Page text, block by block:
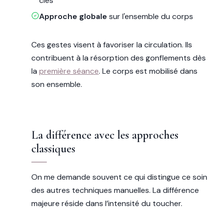
Approche globale sur l'ensemble du corps
Ces gestes visent à favoriser la circulation. Ils
contribuent à la résorption des gonflements dès
la première séance. Le corps est mobilisé dans
son ensemble.
La différence avec les approches
classiques
On me demande souvent ce qui distingue ce soin
des autres techniques manuelles. La différence
majeure réside dans l’intensité du toucher.